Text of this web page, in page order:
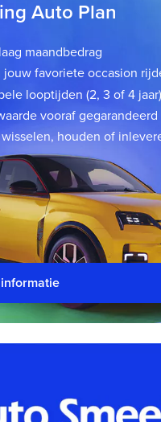
Auto Plan
maandbedrag
favoriete occasion
looptijden (2, 3 of 4 jaar)
vooraf gegarandeerd
houden of